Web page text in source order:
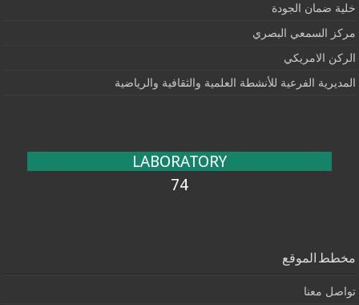
خلية ضمان الجودة
مركز السمعي البصري
الركن الامريكي
المديرية الفرعية للأنشطة العلمية والثقافية والرياضية
LABORATORY
74
مخطط الموقع
تواصل معنا